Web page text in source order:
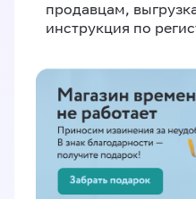
продавцам,
инструкция по